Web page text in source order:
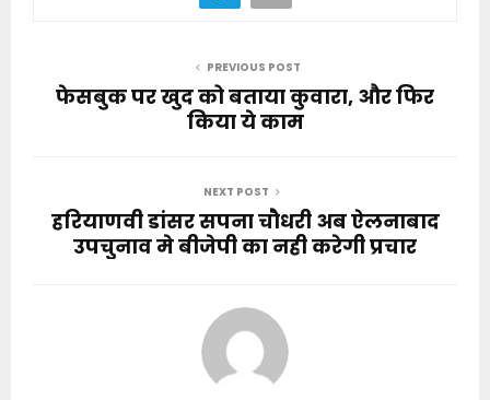
PREVIOUS POST
फेसबुक पर खुद को बताया कुवारा, और फिर
किया ये काम
NEXT POST
हरियाणवी डांसर सपना चौधरी अब ऐलनाबाद
उपचुनाव मे बीजेपी का नही करेगी प्रचार